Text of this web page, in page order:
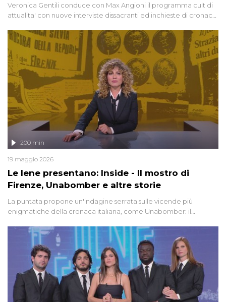
Veronica Gentili conduce con Max Angioni il programma cult di
attualita' con nuove interviste dissacranti ed inchieste di cronaca
Le Iene presentano: Inside - Il mostro di
Firenze, Unabomber e altre storie
200 min
19 maggio 2026
La puntata propone un'indagine serrata sulle vicende più
enigmatiche della cronaca italiana, come Unabomber: il
'90 e il 2000 che, inquietantemente, potrebbe essere ancora in
libertà. Lo speciale affronta inoltre le zone d'ombra sul Mostro di
Firenze, le cui responsabilità appaiono ancora oggi avvolte in un
groviglio di dubbi mai chiariti. Nel corso dello speciale anche
l'intervista inedita a Olindo Romano, realizzata ne...